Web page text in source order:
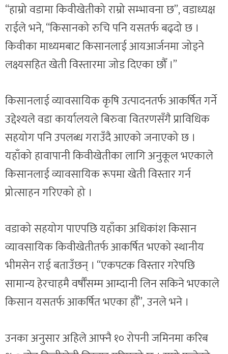
“हाम्रो वडामा किवीखेतीको राम्रो सम्भावना छ”, वडाध्यक्ष
राईले भने, “किसानको रुचि पनि यसतर्फ बढ्दो छ ।
किवीका माध्यमबाट किसानलाई आयआर्जनमा जोड्ने
लक्ष्यसहित खेती विस्तारमा जोड दिएका छौँ ।”
किसानलाई व्यावसायिक कृषि उत्पादनतर्फ आकर्षित गर्ने
उद्देश्यले वडा कार्यालयले बिरुवा वितरणसँगै प्राविधिक
सहयोग पनि उपलब्ध गराउँदै आएको जनाएको छ ।
यहाँको हावापानी किवीखेतीका लागि अनुकूल भएकाले
किसानलाई व्यावसायिक रूपमा खेती विस्तार गर्न
प्रोत्साहन गरिएको हो ।
वडाको सहयोग पाएपछि यहाँका अधिकांश किसान
व्यावसायिक किवीखेतीतर्फ आकर्षित भएको स्थानीय
भीमसेन राई बताउँछन् । “एकपटक विस्तार गरेपछि
सामान्य हेरचाहमै वर्षौँसम्म आम्दानी लिन सकिने भएकाले
किसान यसतर्फ आकर्षित भएका हौँ”, उनले भने ।
उनका अनुसार अहिले आफ्नै १० रोपनी जमिनमा करिब